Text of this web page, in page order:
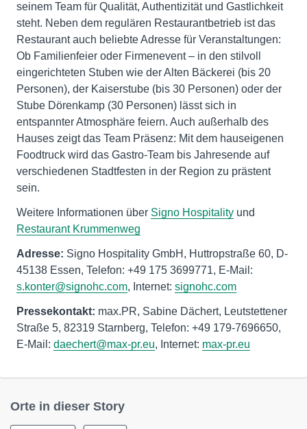
seinem Team für Qualität, Authentizität und Gastlichkeit
steht. Neben dem regulären Restaurantbetrieb ist das
Restaurant auch beliebte Adresse für Veranstaltungen:
Ob Familienfeier oder Firmenevent – in den stilvoll
eingerichteten Stuben wie der Alten Bäckerei (bis 20
Personen), der Kaiserstube (bis 30 Personen) oder der
Stube Dörenkamp (30 Personen) lässt sich in
entspannter Atmosphäre feiern. Auch außerhalb des
Hauses zeigt das Team Präsenz: Mit dem hauseigenen
Foodtruck wird das Gastro-Team bis Jahresende auf
verschiedenen Stadtfesten in der Region zu prästent
sein.
Weitere Informationen über Signo Hospitality und
Restaurant Krummenweg
Adresse: Signo Hospitality GmbH, Huttropstraße 60, D-
45138 Essen, Telefon: +49 175 3699771, E-Mail:
s.konter@signohc.com, Internet: signohc.com
Pressekontakt: max.PR, Sabine Dächert, Leutstettener
Straße 5, 82319 Starnberg, Telefon: +49 179-7696650,
E-Mail: daechert@max-pr.eu, Internet: max-pr.eu
Orte in dieser Story